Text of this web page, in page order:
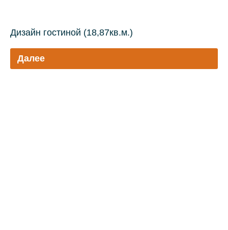
Дизайн гостиной (18,87кв.м.)
Далее